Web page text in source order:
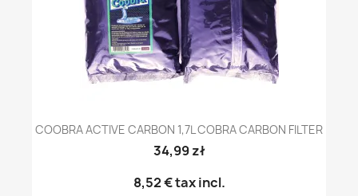
COOBRA ACTIVE CARBON 1,7L COBRA CARBON FILTER
34,99 zł
8,52 €tax incl.